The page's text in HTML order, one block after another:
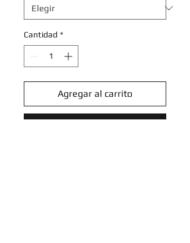
Cantidad *
Agregar al carrito